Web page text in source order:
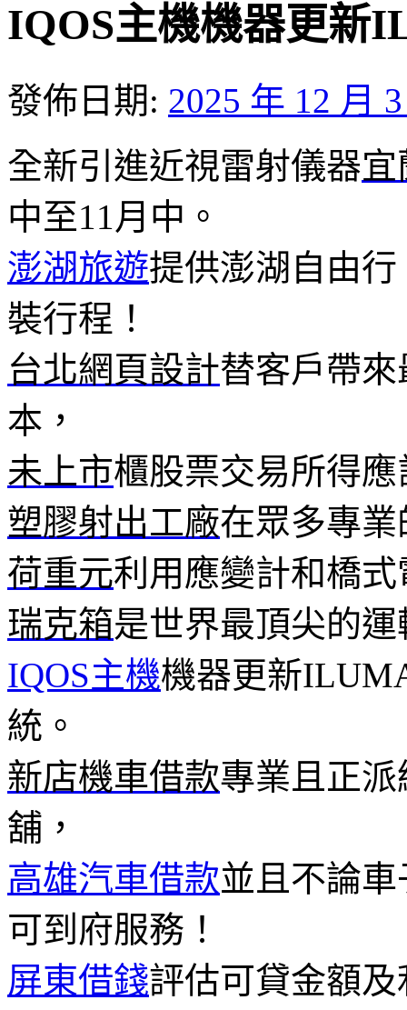
IQOS主機機器更新
發佈日期: 2025 年 12 月
全新引進近視雷射儀器宜
中至11月中。
澎湖旅遊提供澎湖自由
裝行程！
台北網頁設計替客戶帶
本，
未上市櫃股票交易所得
塑膠射出工廠在眾多專
荷重元利用應變計和橋
瑞克箱是世界最頂尖的
IQOS主機機器更新
統。
新店機車借款專業且正
舖，
高雄汽車借款並且不論
可到府服務！
屏東借錢評估可貸金額